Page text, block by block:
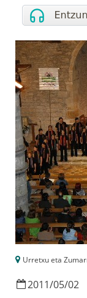
Urretxu eta
2011/05/02